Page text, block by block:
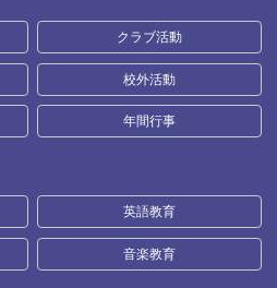
クラブ活動
校外活動
年間行事
英語教育
音楽教育